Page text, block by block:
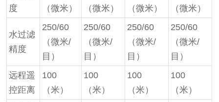
度
（微米）
（微米）
（微米）
（微米）
水过滤
精度
250/60
（微米/
目）
250/60
（微米/
目）
250/60
（微米/
目）
250/60
（微米/
目）
远程遥
控距离
100
（米）
100
（米）
100
（米）
100
（米）